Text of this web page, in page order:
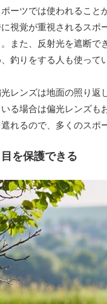
ポーツでは使われること
視覚が重視されるスポ
。また、反射光を遮断で
釣りをする人も使って
レンズは地面の照り返
る場合は偏光レンズも
遮れるので、多くのスポ
目を保護できる